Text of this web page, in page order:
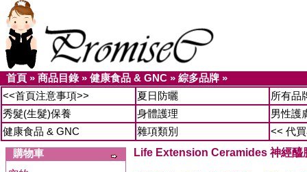
首頁 » 商品目錄» 健康食品 & GNC » 綜多品牌 »
<<首頁注意事項>>
夏日防曬
所有品
秀髮(生髮)保養
身體護理
男性護
健康食品 & GNC
雜項類別
<< 代
購物車
Life Extension Ceramides 神經醯